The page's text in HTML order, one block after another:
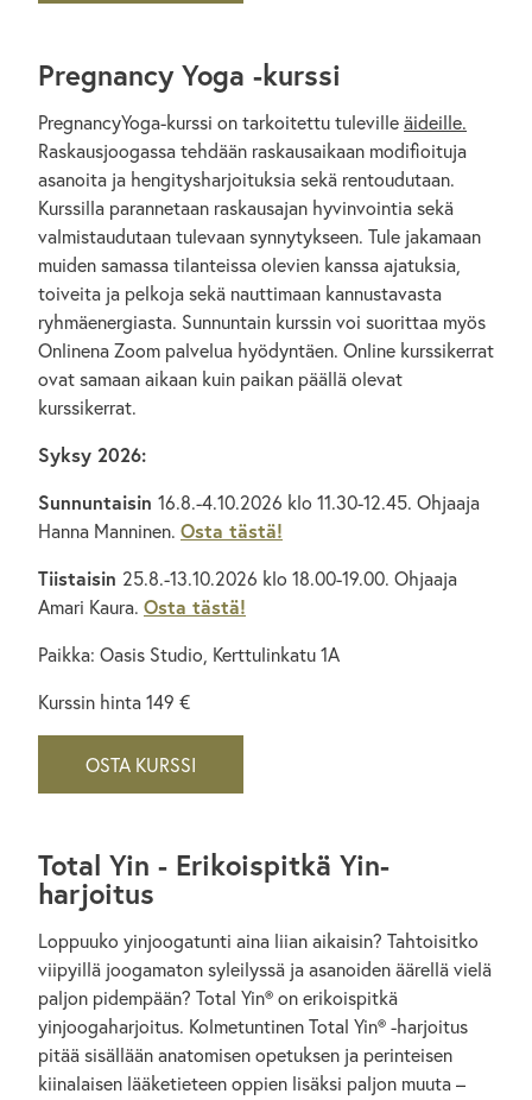
Pregnancy Yoga -kurssi
PregnancyYoga-kurssi on tarkoitettu tulevilleäideille.
Raskausjoogassa tehdään raskausaikaan modifioituja
asanoita ja hengitysharjoituksia sekä rentoudutaan.
Kurssilla parannetaan raskausajan hyvinvointia sekä
valmistaudutaan tulevaan synnytykseen. Tule jakamaan
muiden samassa tilanteissa olevien kanssa ajatuksia,
toiveita ja pelkoja sekä nauttimaan kannustavasta
ryhmäenergiasta. Sunnuntain kurssin voi suorittaa myös
Onlinena Zoom palvelua hyödyntäen. Online kurssikerrat
ovat samaan aikaan kuin paikan päällä olevat
kurssikerrat.
Syksy 2026:
Sunnuntaisin 16.8.-4.10.2026 klo 11.30-12.45. Ohjaaja
Hanna Manninen. Osta tästä!
Tiistaisin 25.8.-13.10.2026 klo 18.00-19.00. Ohjaaja
Amari Kaura. Osta tästä!
Paikka: Oasis Studio, Kerttulinkatu 1A
Kurssin hinta 149 €
OSTA KURSSI
Total Yin - Erikoispitkä Yin-
harjoitus
Loppuuko yinjoogatunti aina liian aikaisin? Tahtoisitko
viipyillä joogamaton syleilyssä ja asanoiden äärellä vielä
paljon pidempään? Total Yin® on erikoispitkä
yinjoogaharjoitus. Kolmetuntinen Total Yin® -harjoitus
pitää sisällään anatomisen opetuksen ja perinteisen
kiinalaisen lääketieteen oppien lisäksi paljon muuta –